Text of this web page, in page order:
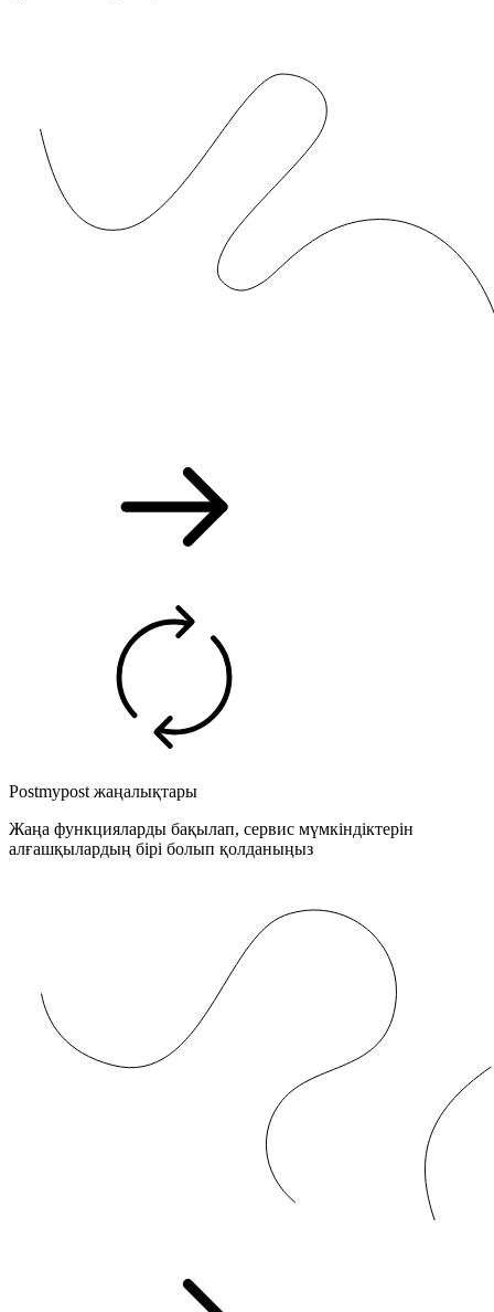
Postmypost жаңалықтары
Жаңа функцияларды бақылап, сервис мүмкіндіктерін
алғашқылардың бірі болып қолданыңыз